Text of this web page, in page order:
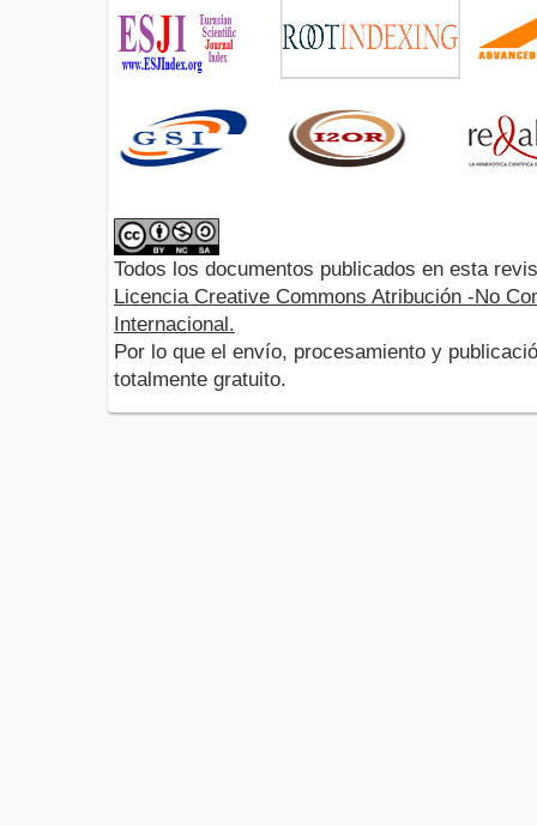
Todos los documentos publicados en esta
Licencia Creative Commons Atribución -No
Internacional.
Por lo que el envío, procesamiento y
totalmente gratuito.